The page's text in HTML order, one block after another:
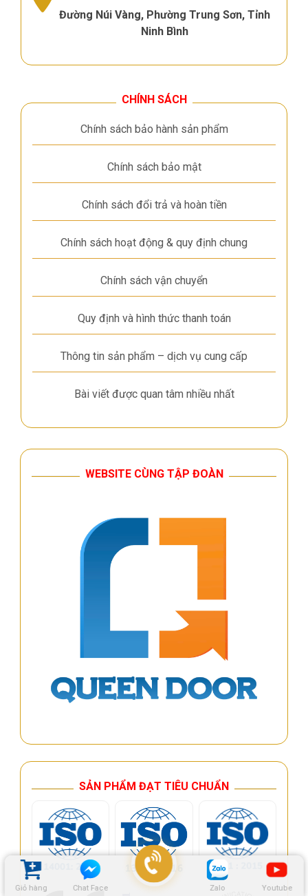
Giỏ hàng Chat Face Zalo Youtube
Đường Núi Vàng, Phường Trung Sơn, Tỉnh
Ninh Bình
CHÍNH SÁCH
Chính sách bảo hành sản phẩm
Chính sách bảo mật
Chính sách đổi trả và hoàn tiền
Chính sách hoạt động & quy định chung
Chính sách vận chuyển
Quy định và hình thức thanh toán
Thông tin sản phẩm – dịch vụ cung cấp
Bài viết được quan tâm nhiều nhất
WEBSITE CÙNG TẬP ĐOÀN
SẢN PHẨM ĐẠT TIÊU CHUẨN